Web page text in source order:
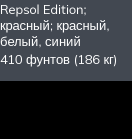
Repsol Edition;
красный; красный,
белый, синий
410 фунтов (186 кг)